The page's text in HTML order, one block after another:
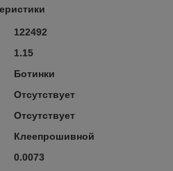
122492
1.15
Ботинки
Отсутствует
Отсутствует
Клеепрошивной
0.0073